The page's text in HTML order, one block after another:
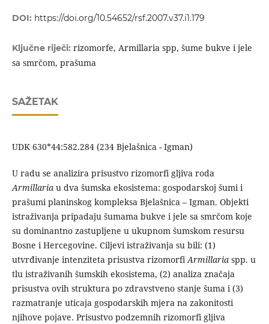
DOI: https://doi.org/10.54652/rsf.2007.v37.i1.179
Ključne riječi: rizomorfe, Armillaria spp, šume bukve i jele
sa smrčom, prašuma
SAŽETAK
UDK 630*44:582.284 (234 Bjelašnica - Igman)
U radu se analizira prisustvo rizomorfi gljiva roda
Armillaria u dva šumska ekosistema: gospodarskoj šumi i
prašumi planinskog kompleksa Bjelašnica – Igman. Objekti
istraživanja pripadaju šumama bukve i jele sa smrčom koje
su dominantno zastupljene u ukupnom šumskom resursu
Bosne i Hercegovine. Ciljevi istraživanja su bili: (1)
utvrđivanje intenziteta prisustva rizomorfiArmillaria spp. u
tlu istraživanih šumskih ekosistema, (2) analiza značaja
prisustva ovih struktura po zdravstveno stanje šuma i (3)
razmatranje uticaja gospodarskih mjera na zakonitosti
njihove pojave. Prisustvo podzemnih rizomorfi gljiva